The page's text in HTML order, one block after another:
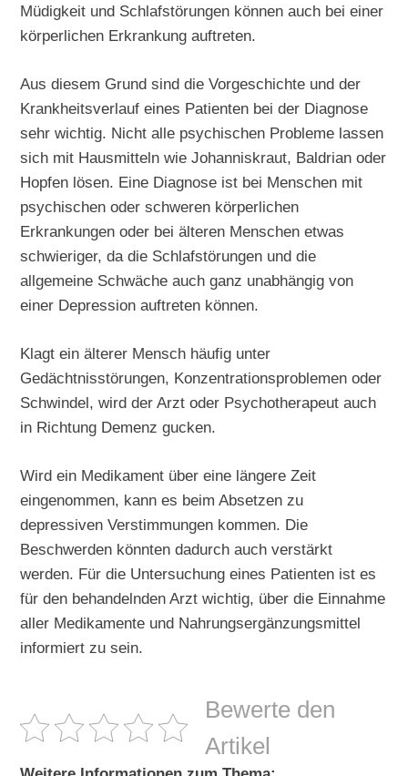
Müdigkeit und Schlafstörungen können auch bei einer
körperlichen Erkrankung auftreten.
Aus diesem Grund sind die Vorgeschichte und der
Krankheitsverlauf eines Patienten bei der Diagnose
sehr wichtig. Nicht alle psychischen Probleme lassen
sich mit Hausmitteln wie Johanniskraut, Baldrian oder
Hopfen lösen. Eine Diagnose ist bei Menschen mit
psychischen oder schweren körperlichen
Erkrankungen oder bei älteren Menschen etwas
schwieriger, da die Schlafstörungen und die
allgemeine Schwäche auch ganz unabhängig von
einer Depression auftreten können.
Klagt ein älterer Mensch häufig unter
Gedächtnisstörungen, Konzentrationsproblemen oder
Schwindel, wird der Arzt oder Psychotherapeut auch
in Richtung Demenz gucken.
Wird ein Medikament über eine längere Zeit
eingenommen, kann es beim Absetzen zu
depressiven Verstimmungen kommen. Die
Beschwerden könnten dadurch auch verstärkt
werden. Für die Untersuchung eines Patienten ist es
für den behandelnden Arzt wichtig, über die Einnahme
aller Medikamente und Nahrungsergänzungsmittel
informiert zu sein.
Bewerte den
Artikel